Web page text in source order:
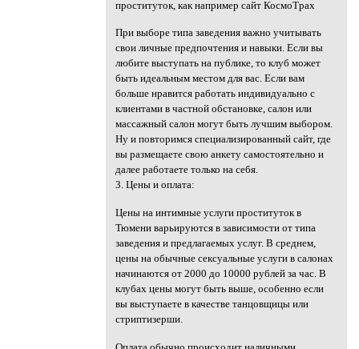
проституток, как например сайт КосмоТрах
При выборе типа заведения важно учитывать
свои личные предпочтения и навыки. Если вы
любите выступать на публике, то клуб может
быть идеальным местом для вас. Если вам
больше нравится работать индивидуально с
клиентами в частной обстановке, салон или
массажный салон могут быть лучшим выбором.
Ну и повторимся специализированный сайт, где
вы размещаете свою анкету самостоятельно и
далее работаете только на себя.
3. Цены и оплата:
Цены на интимные услуги проституток в
Тюмени варьируются в зависимости от типа
заведения и предлагаемых услуг. В среднем,
цены на обычные сексуальные услуги в салонах
начинаются от 2000 до 10000 рублей за час. В
клубах цены могут быть выше, особенно если
вы выступаете в качестве танцовщицы или
стриптизерши.